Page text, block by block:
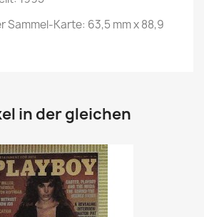
Sammel-Karte: 63,5 mm x 88,9
in der gleichen